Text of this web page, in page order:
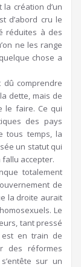
création d’un
d’abord cru le
réduites à des
ne les range
chose a
dû comprendre
dette, mais de
le faire. Ce qui
des pays
tous temps, la
un statut qui
fallu accepter.
totalement
de
la droite aurait
Le
tant pressé
est en train de
des réformes
sur un